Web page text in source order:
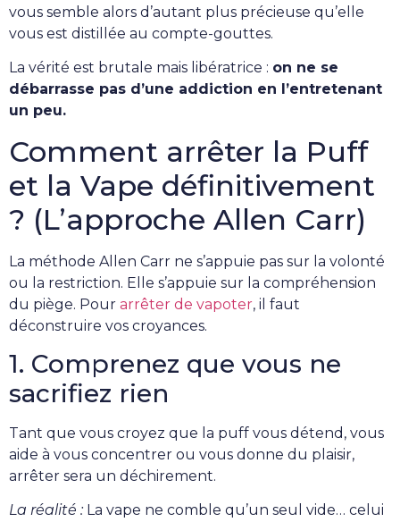
vous semble alors d’autant plus précieuse qu’elle
vous est distillée au compte-gouttes.
La vérité est brutale mais libératrice : on ne se
débarrasse pas d’une addiction en l’entretenant
un peu.
Comment arrêter la Puff
et la Vape définitivement
? (L’approche Allen Carr)
La méthode Allen Carr ne s’appuie pas sur la volonté
ou la restriction. Elle s’appuie sur la compréhension
du piège. Pour arrêter de vapoter, il faut
déconstruire vos croyances.
1. Comprenez que vous ne
sacrifiez rien
Tant que vous croyez que la puff vous détend, vous
aide à vous concentrer ou vous donne du plaisir,
arrêter sera un déchirement.
La réalité : La vape ne comble qu’un seul vide… celui